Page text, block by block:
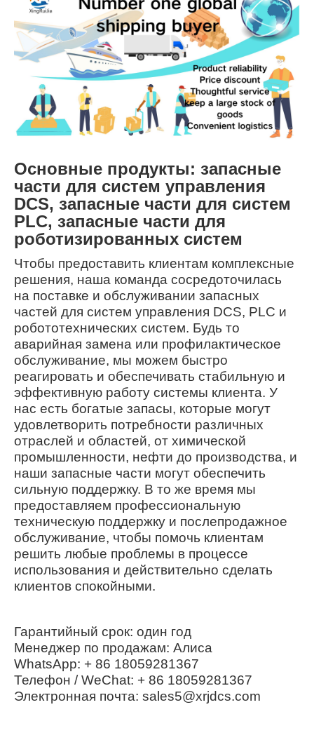
Основные продукты: запасные
части для систем управления
DCS, запасные части для систем
PLC, запасные части для
роботизированных систем
Чтобы предоставить клиентам комплексные
решения, наша команда сосредоточилась
на поставке и обслуживании запасных
частей для систем управления DCS, PLC и
робототехнических систем. Будь то
аварийная замена или профилактическое
обслуживание, мы можем быстро
реагировать и обеспечивать стабильную и
эффективную работу системы клиента. У
нас есть богатые запасы, которые могут
удовлетворить потребности различных
отраслей и областей, от химической
промышленности, нефти до производства, и
наши запасные части могут обеспечить
сильную поддержку. В то же время мы
предоставляем профессиональную
техническую поддержку и послепродажное
обслуживание, чтобы помочь клиентам
решить любые проблемы в процессе
использования и действительно сделать
клиентов спокойными.
Гарантийный срок: один год
Менеджер по продажам: Алиса
WhatsApp: + 86 18059281367
Телефон / WeChat: + 86 18059281367
Электронная почта: sales5@xrjdcs.com